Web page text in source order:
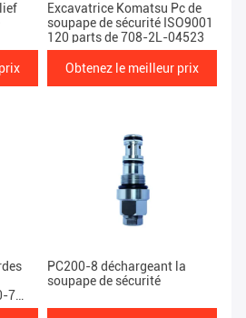
Excavatrice Komatsu Pc de
soupape de sécurité ISO9001
120 parts de 708-2L-04523
Obtenez le meilleur prix
7
PC200-8 déchargeant la
soupape de sécurité